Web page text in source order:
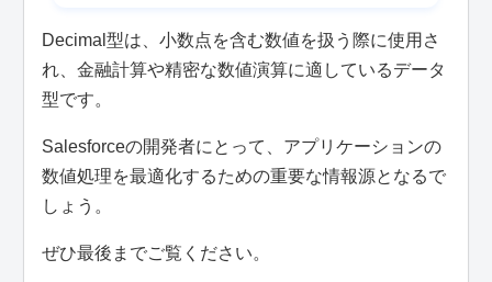
Decimal型は、小数点を含む数値を扱う際に使用さ
れ、金融計算や精密な数値演算に適しているデータ
型です。
Salesforceの開発者にとって、アプリケーションの
数値処理を最適化するための重要な情報源となるで
しょう。
ぜひ最後までご覧ください。